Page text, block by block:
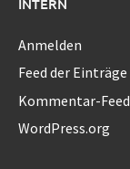
Anmelden
Feed der Einträge
Kommentar-Feed
WordPress.org